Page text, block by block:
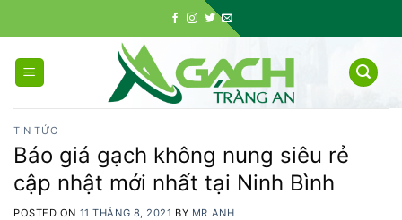
to
content
TIN TỨC
Báo giá gạch không nung siêu rẻ
cập nhật mới nhất tại Ninh Bình
POSTED ON 11 THÁNG 8, 2021 BY MR ANH